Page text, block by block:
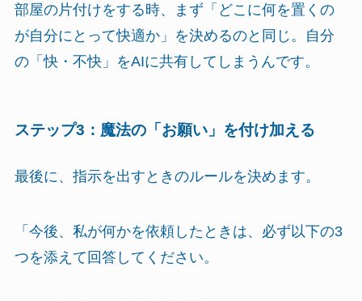
部屋の片付けをする時、まず「どこに何を置くの
が自分にとって快適か」を決めるのと同じ。自分
の「快・不快」をAIに共有してしまうんです。
ステップ3：魔法の「お願い」を付け加える
最後に、指示を出すときのルールを決めます。
「今後、私が何かを依頼したときは、必ず以下の3
つを添えて回答してください。